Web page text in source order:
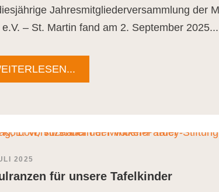
Jahresmitgliederversammlung der
e.V. – St. Martin fand am 2. September 2025...
2025
für unsere Tafelkinder